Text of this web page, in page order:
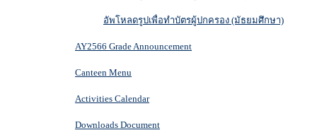
อัพโหลดรูปเพื่อทำบัตรผู้ปกครอง (มัธยมศึกษา)
AY2566 Grade Announcement
Canteen Menu
Activities Calendar
Downloads Document